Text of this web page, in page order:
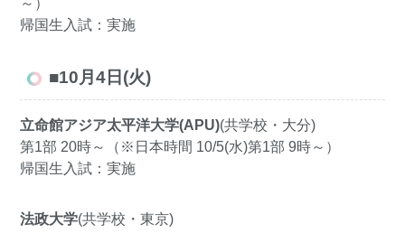
～）
帰国生入試：実施
■10月4日(火)
立命館アジア太平洋大学(APU)(共学校・大分)
第1部 20時～（※日本時間 10/5(水)第1部 9時～）
帰国生入試：実施
法政大学(共学校・東京)